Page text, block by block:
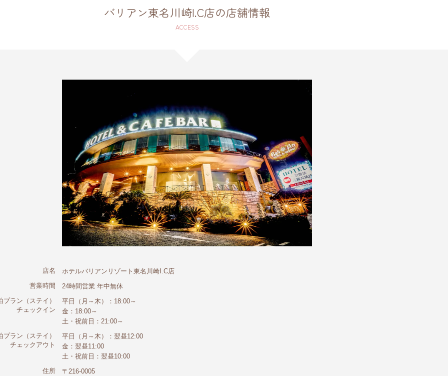
バリアン東名川崎I.C店の店舗情報
ACCESS
店名
ホテルバリアンリゾート東名川崎I.C店
営業時間
24時間営業 年中無休
プラン（ステイ）
チェックイン
平日（月～木）：18:00～
金：18:00～
土・祝前日：21:00～
プラン（ステイ）
チェックアウト
平日（月～木）：翌昼12:00
金：翌昼11:00
土・祝前日：翌昼10:00
住所
〒216-0005